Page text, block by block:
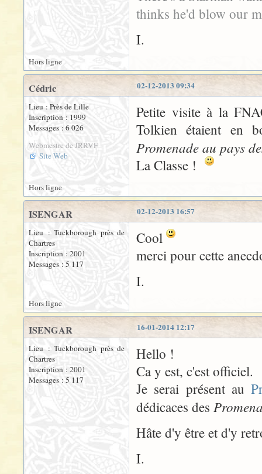
thinks he'd blow our
I.
Hors ligne
02-12-2013 09:34
Cédric
Lieu : Près de Lille
Inscription : 1999
Messages : 6 026
Webmestre de JRRVF
Site Web
Petite visite à la
Tolkien étaient en
Promenade au pays
La Classe !
Hors ligne
02-12-2013 16:57
ISENGAR
Lieu : Tuckborough près de
Chartres
Inscription : 2001
Messages : 5 117
Cool
merci pour cette
I.
Hors ligne
16-01-2014 12:17
ISENGAR
Lieu : Tuckborough près de
Chartres
Inscription : 2001
Messages : 5 117
Hello !
Ca y est, c'est officiel.
Je serai présent au
dédicaces des
Hâte d'y être et d'y
I.